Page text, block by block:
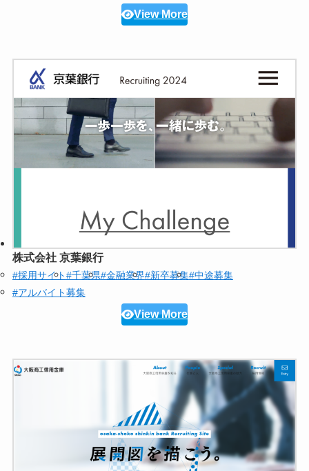
View More
株式会社 京葉銀行
#採用サイト#千葉県#金融業界#新卒募集#中途募集
#アルバイト募集
View More